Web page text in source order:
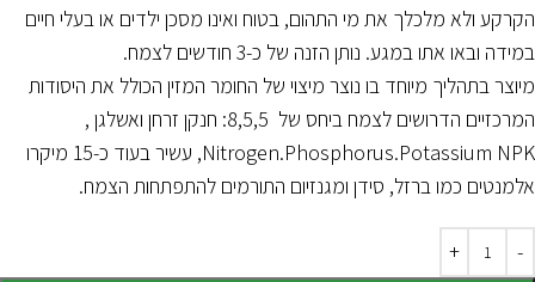
הקרקע ולא מלכלך את מי התהום, בטוח ואינו מסכן ילדים או בעלי חיים
במידה ובאו אתו במגע. נותן הזנה של כ-3 חודשים לצמח.
מיוצר בתהליך מיוחד בו נוצר מיצוי של החומר המזין הכולל את היסודות
המרכזיים הדרושים לצמח ביחס של 8,5,5: חנקן זרחן ואשלגן ,
Nitrogen.Phosphorus.Potassium NPK, עשיר בעוד כ-15 מיקרו
אלמנטים כמו ברזל, סידן ומגנזיום התורמים להתפתחות הצמח.